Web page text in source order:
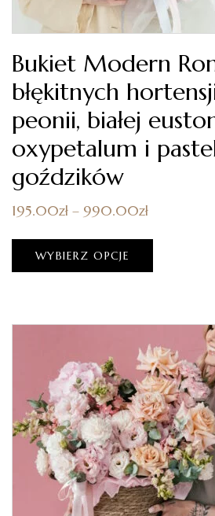
Bukiet Modern
błękitnych
peonii, białej
oxypetalum i
goździków
195.00zł – 990.00zł
WYBIERZ OPCJE